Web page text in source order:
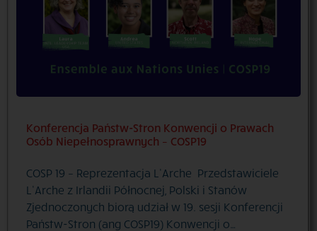
Konferencja Państw-Stron Konwencji o Prawach
Osób Niepełnosprawnych – COSP19
COSP 19 – Reprezentacja L’Arche Przedstawiciele
L’Arche z Irlandii Północnej, Polski i Stanów
Zjednoczonych biorą udział w 19. sesji Konferencji
Państw-Stron (ang COSP19) Konwencji o…